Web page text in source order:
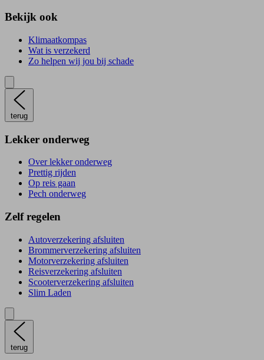
Bekijk ook
Klimaatkompas
Wat is verzekerd
Zo helpen wij jou bij schade
terug
Lekker onderweg
Over lekker onderweg
Prettig rijden
Op reis gaan
Pech onderweg
Zelf regelen
Autoverzekering afsluiten
Brommerverzekering afsluiten
Motorverzekering afsluiten
Reisverzekering afsluiten
Scooterverzekering afsluiten
Slim Laden
terug